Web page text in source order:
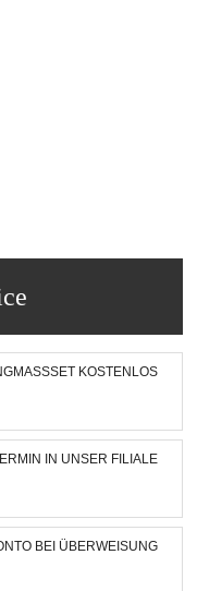
KOSTENLOS
IN UNSER FILIALE
BEI ÜBERWEISUNG